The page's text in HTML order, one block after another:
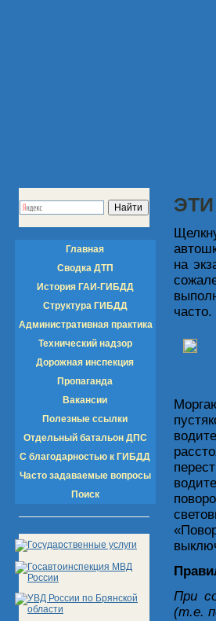
Главная
Сводка ДТП
История ГАИ-ГИБДД
Структура ГИБДД
Административная практика
Технический надзор
Дорожная инспекция
Пропаганда
Вакансии
Полезные ссылки
Отдельный батальон ДПС
С благодарностью к ГИБДД
Часто задаваемые вопросы
Поиск
на
часто.
При
(т.е.